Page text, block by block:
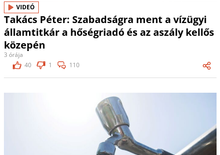
VIDEÓ
Takács Péter: Szabadságra ment a vízügyi
államtitkár a hőségriadó és az aszály kellős
közepén
3 órája
40
1 110